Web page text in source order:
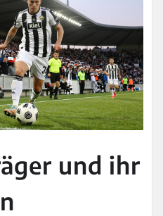
und ihr